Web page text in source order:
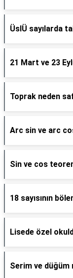
ÜslÜ sayılarda
21 Mart ve 23
Toprak neden
Arc sin ve arc
Sin ve cos
18 sayısının
Lisede özel
Serim ve düğüm